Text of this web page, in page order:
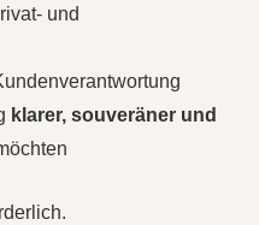
und
klarer, souveräner und